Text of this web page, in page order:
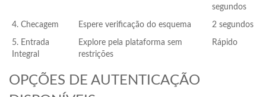
segundos
4. Checagem Espere verificação do esquema 2 segundos
5. Entrada
Integral
Explore pela plataforma sem
restrições
Rápido
OPÇÕES DE AUTENTICAÇÃO